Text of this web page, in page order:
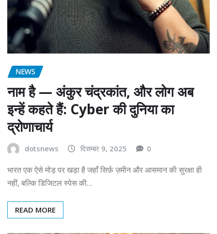
NEWS
नाम है — अंकुर चंद्रकांत, और लोग अब
इन्हें कहते हैं: Cyber की दुनिया का
द्रोणाचार्य
dotsnews दिसम्बर 9, 2025 0
भारत एक ऐसे मोड़ पर खड़ा है जहाँ सिर्फ़ ज़मीन और आसमान की सुरक्षा ही
नहीं, बल्कि डिजिटल स्पेस की…
READ MORE